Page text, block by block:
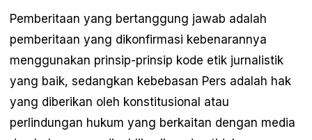
Pemberitaan yang bertanggung jawab adalah
pemberitaan yang dikonfirmasi kebenarannya
menggunakan prinsip-prinsip kode etik jurnalistik
yang baik, sedangkan kebebasan Pers adalah hak
yang diberikan oleh konstitusional atau
perlindungan hukum yang berkaitan dengan media